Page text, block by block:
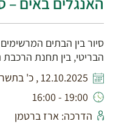
סיור בין הבתים
הבריטי, בין תחנת
12.10.2025 , כ' בתשרי, תשפ"ו
19:00 - 16:00
הדרכה: ארז ברטמן